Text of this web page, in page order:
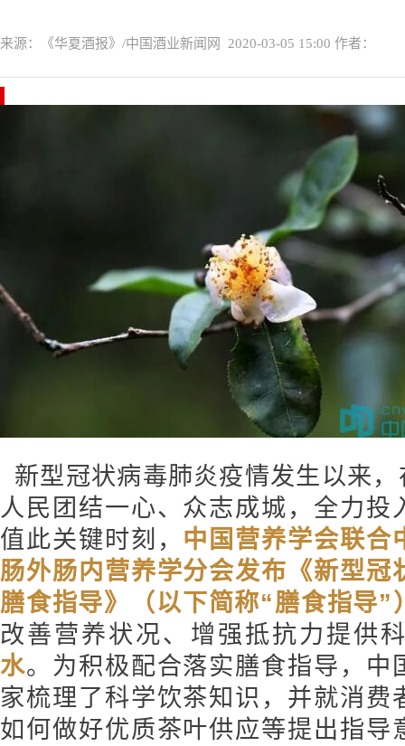
来源：《华夏酒报》/中国酒业新闻网 2020-03-05 15:00 作者：
新型冠状病毒肺炎疫情发生以来
人民团结一心、众志成城，全力
值此关键时刻， 中国营养学会联合
肠外肠内营养学分会发布《新型冠
膳食指导》（以下简称“膳食指导”
改善营养状况、增强抵抗力提供
水。为积极配合落实膳食指导，中
家梳理了科学饮茶知识，并就消
如何做好优质茶叶供应等提出指导